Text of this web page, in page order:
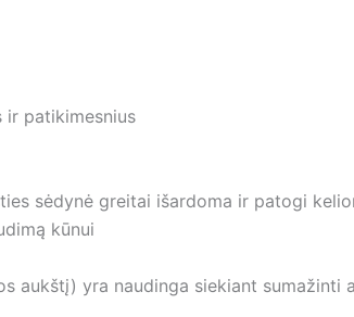
ir patikimesnius
sėdynė greitai išardoma ir patogi
kūnui
aukštį) yra naudinga siekiant sumažinti